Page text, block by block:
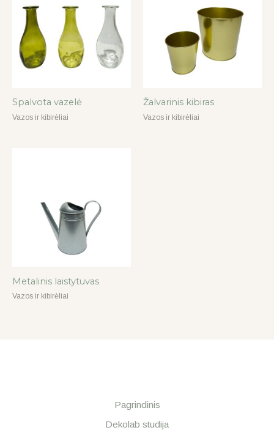
Spalvota vazelė
Vazos ir kibirėliai
Žalvarinis kibiras
Vazos ir kibirėliai
Metalinis laistytuvas
Vazos ir kibirėliai
Pagrindinis
Dekolab studija